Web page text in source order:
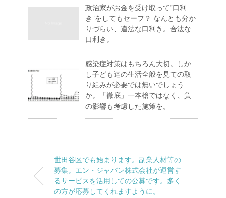
政治家がお金を受け取って”口利
き”をしてもセーフ？ なんとも分か
りづらい、違法な口利き。合法な
口利き。
感染症対策はもちろん大切。しか
し子ども達の生活全般を見ての取
り組みが必要では無いでしょう
か。「徹底」一本槍ではなく、負
の影響も考慮した施策を。
世田谷区でも始まります。副業人材等の
募集。エン・ジャパン株式会社が運営す
るサービスを活用しての公募です。多く
の方が応募してくれますように。